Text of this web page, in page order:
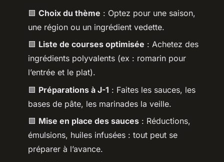
🟩 Choix du thème : Optez pour une saison,
une région ou un ingrédient vedette.
🟩 Liste de courses optimisée : Achetez des
ingrédients polyvalents (ex : romarin pour
l’entrée et le plat).
🟩 Préparations à J-1 : Faites les sauces, les
bases de pâte, les marinades la veille.
🟩 Mise en place des sauces : Réductions,
émulsions, huiles infusées : tout peut se
préparer à l’avance.